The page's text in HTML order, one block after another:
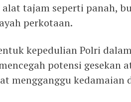
tajam seperti panah,
perkotaan.
kepedulian Polri
potensi gesekan
mengganggu kedamaian